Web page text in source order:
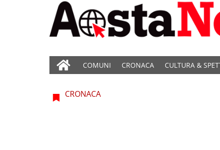
COMUNI CRONACA CULTURA &
CRONACA